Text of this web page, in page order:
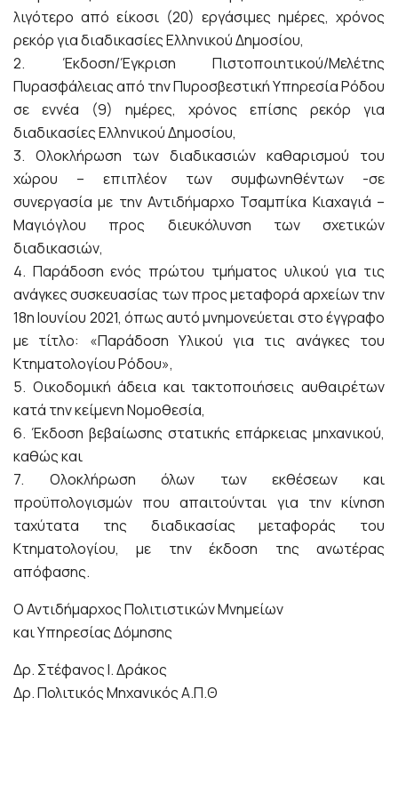
λιγότερο από είκοσι (20) εργάσιμες ημέρες, χρόνος
ρεκόρ για διαδικασίες Ελληνικού Δημοσίου,
2. Έκδοση/Έγκριση Πιστοποιητικού/Μελέτης
Πυρασφάλειας από την Πυροσβεστική Υπηρεσία Ρόδου
σε εννέα (9) ημέρες, χρόνος επίσης ρεκόρ για
διαδικασίες Ελληνικού Δημοσίου,
3. Ολοκλήρωση των διαδικασιών καθαρισμού του
χώρου – επιπλέον των συμφωνηθέντων -σε
συνεργασία με την Αντιδήμαρχο Τσαμπίκα Κιαχαγιά –
Μαγιόγλου προς διευκόλυνση των σχετικών
διαδικασιών,
4. Παράδοση ενός πρώτου τμήματος υλικού για τις
ανάγκες συσκευασίας των προς μεταφορά αρχείων την
18η Ιουνίου 2021, όπως αυτό μνημονεύεται στο έγγραφο
με τίτλο: «Παράδοση Υλικού για τις ανάγκες του
Κτηματολογίου Ρόδου»,
5. Οικοδομική άδεια και τακτοποιήσεις αυθαιρέτων
κατά την κείμενη Νομοθεσία,
6. Έκδοση βεβαίωσης στατικής επάρκειας μηχανικού,
καθώς και
7. Ολοκλήρωση όλων των εκθέσεων και
προϋπολογισμών που απαιτούνται για την κίνηση
ταχύτατα της διαδικασίας μεταφοράς του
Κτηματολογίου, με την έκδοση της ανωτέρας
απόφασης.
Ο Αντιδήμαρχος Πολιτιστικών Μνημείων
και Υπηρεσίας Δόμησης
Δρ. Στέφανος Ι. Δράκος
Δρ. Πολιτικός Μηχανικός Α.Π.Θ